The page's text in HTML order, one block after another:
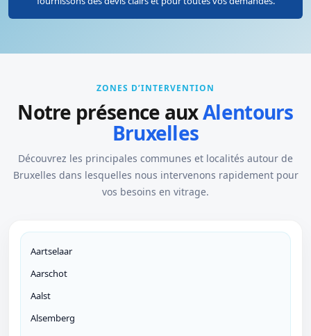
ZONES D’INTERVENTION
Notre présence auxAlentours
Bruxelles
Découvrez les principales communes et localités autour de
Bruxelles dans lesquelles nous intervenons rapidement pour
vos besoins en vitrage.
Aartselaar
Aarschot
Aalst
Alsemberg